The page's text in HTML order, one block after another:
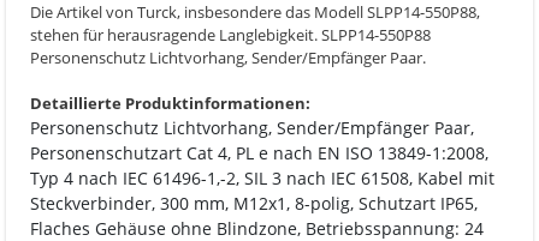
Die Artikel von Turck, insbesondere das Modell SLPP14-550P88,
stehen für herausragende Langlebigkeit. SLPP14-550P88
Personenschutz Lichtvorhang, Sender/Empfänger Paar.
Detaillierte Produktinformationen:
Personenschutz Lichtvorhang, Sender/Empfänger Paar,
Personenschutzart Cat 4, PL e nach EN ISO 13849-1:2008,
Typ 4 nach IEC 61496-1,-2, SIL 3 nach IEC 61508, Kabel mit
Steckverbinder, 300 mm, M12x1, 8-polig, Schutzart IP65,
Flaches Gehäuse ohne Blindzone, Betriebsspannung: 24